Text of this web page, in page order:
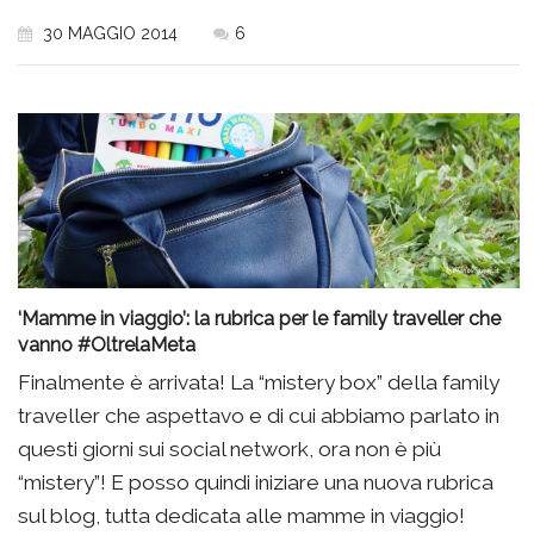
30 MAGGIO 2014 6
‘Mamme in viaggio’: la rubrica per le family traveller che
vanno #OltrelaMeta
Finalmente è arrivata! La “mistery box” della family
traveller che aspettavo e di cui abbiamo parlato in
questi giorni sui social network, ora non è più
“mistery”! E posso quindi iniziare una nuova rubrica
sul blog, tutta dedicata alle mamme in viaggio!